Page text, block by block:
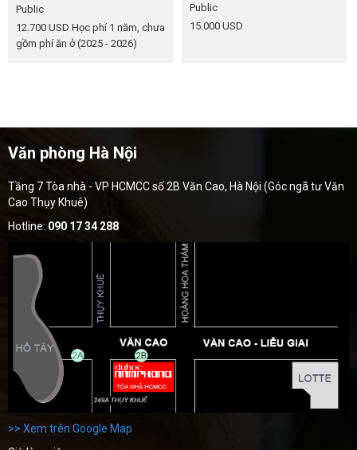
Public
12.700 USD Học phí 1 năm, chưa
gồm phí ăn ở (2025 - 2026)
Public
15.000 USD
Văn phòng Hà Nội
Tầng 7 Tòa nhà - VP HCMCC số 2B Văn Cao, Hà Nội (Góc ngã tư Văn
Cao Thụy Khuê)
Hotline: 090 17 34 288
>> Xem trên Google Map